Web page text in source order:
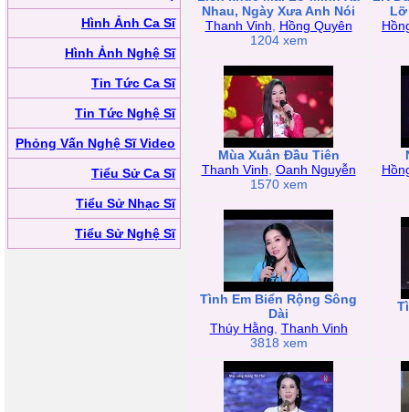
Hình Ảnh Ca Sĩ
Hình Ảnh Nghệ Sĩ
Tin Tức Ca Sĩ
Tin Tức Nghệ Sĩ
Phỏng Vấn Nghệ Sĩ Video
Tiểu Sử Ca Sĩ
Tiểu Sử Nhạc Sĩ
Tiểu Sử Nghệ Sĩ
Nhau, Ngày Xưa Anh Nói
Thanh Vinh
Hồng Quyên
1204 xem
Lỡ
Mùa Xuân Đầu Tiên
Thanh Vinh Oanh Nguyễn
1570 xem
Tình Em Biển Rộng Sông
Dài
Thúy Hằng Thanh Vinh
3818 xem